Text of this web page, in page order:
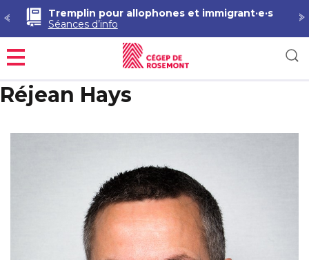
Tremplin pour allophones et immigrant·e·s
Séances d’info
Menu
Réjean Hays